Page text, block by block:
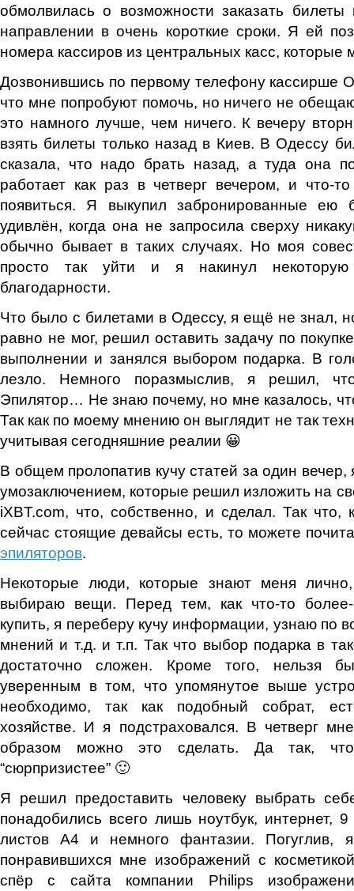
обмолвилась о возможности заказать билеты
направлении в очень короткие сроки. Я ей
номера кассиров из центральных касс, которые
Дозвонившись по первому телефону кассирше
что мне попробуют помочь, но ничего не
это намного лучше, чем ничего. К вечеру
взять билеты только назад в Киев. В Одессу
сказала, что надо брать назад, а туда она
работает как раз в четверг вечером, и что-
появиться. Я выкупил забронированные
удивлён, когда она не запросила сверху
обычно бывает в таких случаях. Но моя
просто так уйти и я накинул
благодарности.
Что было с билетами в Одессу, я ещё не знал,
равно не мог, решил оставить задачу по
выполнении и занялся выбором подарка. В
лезло. Немного поразмыслив, я решил,
Эпилятор… Не знаю почему, но мне казалось,
Так как по моему мнению он выглядит не так
учитывая сегодняшние реалии 😀
В общем пролопатив кучу статей за один
умозаключением, которые решил изложить на
iXBT.com, что, собственно, и сделал. Так что,
сейчас стоящие девайсы есть, то можете
эпиляторов.
Некоторые люди, которые знают меня
выбираю вещи. Перед тем, как что-то
купить, я переберу кучу информации, узнаю по
мнений и т.д. и т.п. Так что выбор подарка в
достаточно сложен. Кроме того, нельзя
уверенным в том, что упомянутое выше
необходимо, так как подобный собрат,
хозяйстве. И я подстраховался. В четверг
образом можно это сделать. Да так,
“сюрпризистее” 🙂
Я решил предоставить человеку выбрать
понадобились всего лишь ноутбук, интернет, 9
листов А4 и немного фантазии. Погуглив,
понравившихся мне изображений с
спёр с сайта компании Philips